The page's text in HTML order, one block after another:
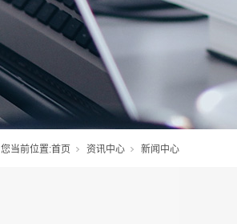
您当前位置:首页 资讯中心 新闻中心